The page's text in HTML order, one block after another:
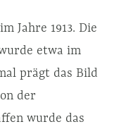
Jahre 1913. Die
etwa im
prägt das Bild
der
wurde das